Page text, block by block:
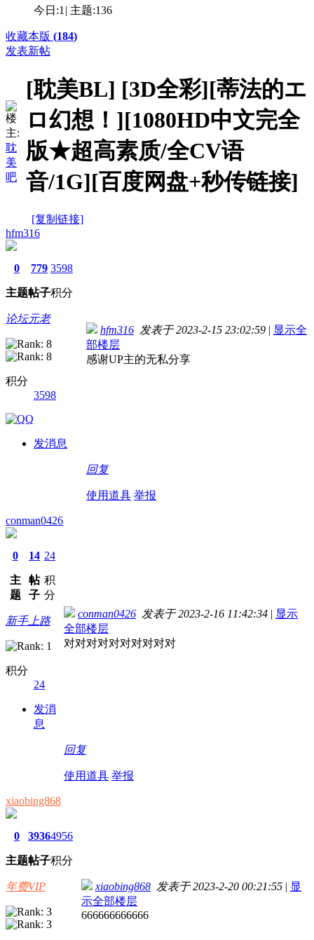
今日:1 | 主题:136
收藏本版 (184)
发表新帖
楼
主:
耽
美
吧
[耽美BL] [3D全彩][蒂法的エ
ロ幻想！][1080HD中文完全
版★超高素质/全CV语
音/1G][百度网盘+秒传链接]
[复制链接]
hfm316
0
主题
779
帖子
3598
积分
论坛元老
积分
3598
发消息
hfm316 发表于 2023-2-15 23:02:59 | 显示全
部楼层
感谢UP主的无私分享
回复
使用道具 举报
conman0426
0
主
题
14
帖
子
24
积
分
新手上路
积分
24
发消
息
conman0426 发表于 2023-2-16 11:42:34 | 显示
全部楼层
对对对对对对对对对对
回复
使用道具 举报
xiaobing868
0
主题
3936
帖子
4956
积分
年费VIP xiaobing868 发表于 2023-2-20 00:21:55 | 显
示全部楼层
666666666666